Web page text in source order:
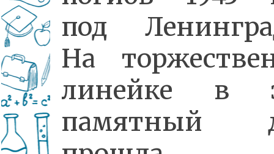
под
На
линейке в
памятный